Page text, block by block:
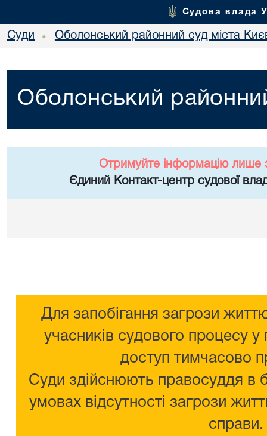
Судова влада
Суди • Оболонський районний суд міста
Оболонський
Отримуйте інформацію лише
Єдиний Контакт-центр судової
Для запобігання загрози
учасників судового процесу у
доступ тимчасово
Суди здійснюють правосуддя в
умовах відсутності загрози
справи.